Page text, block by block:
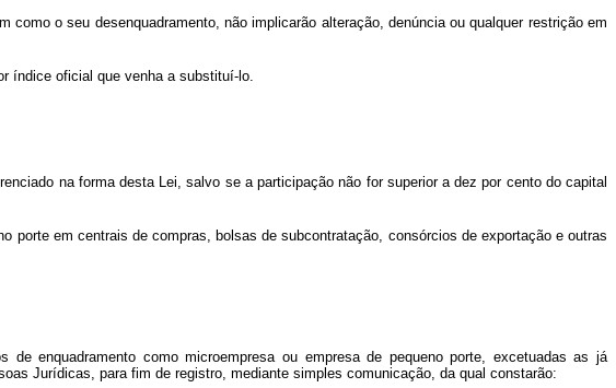
o seu desenquadramento, não implicarão alteração, denúncia ou qualquer restrição em
índice oficial que venha a substituí-lo.
na forma desta Lei, salvo se a participação não for superior a dez por cento do capital
porte em centrais de compras, bolsas de subcontratação, consórcios de exportação e outras
enquadramento como microempresa ou empresa de pequeno porte, excetuadas as já
Jurídicas, para fim de registro, mediante simples comunicação, da qual constarão: